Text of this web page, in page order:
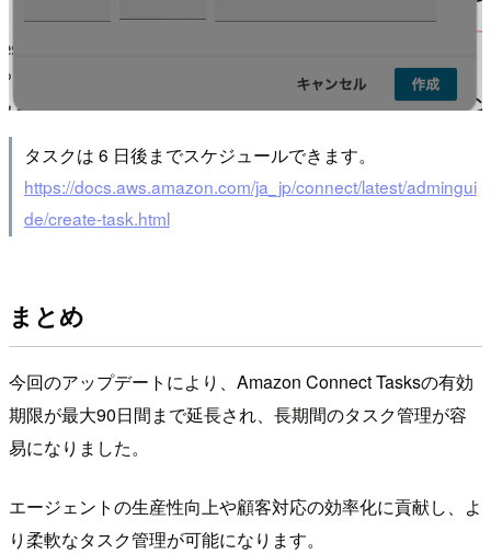
タスクは 6 日後までスケジュールできます。
https://docs.aws.amazon.com/ja_jp/connect/latest/admingui
de/create-task.html
まとめ
今回のアップデートにより、Amazon Connect Tasksの有効
期限が最大90日間まで延長され、長期間のタスク管理が容
易になりました。
エージェントの生産性向上や顧客対応の効率化に貢献し、よ
り柔軟なタスク管理が可能になります。